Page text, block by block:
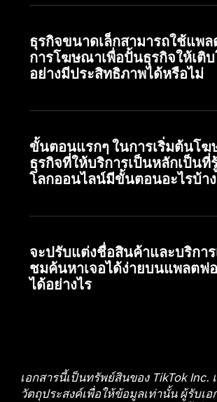
ธุรกิจขนาดเล็กสามารถใช้แพ
การโฆษณาเพื่อปั้นธุรกิจให้เติ
อย่างมีประสิทธิภาพได้หรือไม่
ขั้นตอนแรกๆ ในการเริ่มต้นโ
ธุรกิจที่ให้บริการเป็นหลักเป็นที่
โลกออนไลน์มีขั้นตอนอะไรบ้าง
จะปรับแต่งชื่อสินค้าและบริการ
ชมค้นหาเจอได้ง่ายบนแพลตฟ
ได้อย่างไร
เอกสารนี้เป็นทรัพย์สินของ TikTok Inc.
วัตถุประสงค์เพื่อให้ข้อมูลเท่านั้น ผู้รับเอ